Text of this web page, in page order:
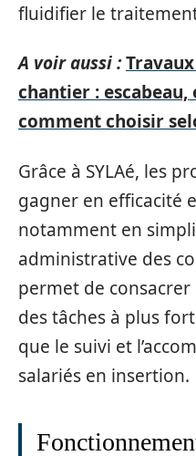
fluidifier le
A voir aussi :
chantier : escabeau,
comment choisir
Grâce à SYLAé, les
gagner en efficacité
notamment en
administrative des
permet de
des tâches à plus
que le suivi et
salariés en insertion.